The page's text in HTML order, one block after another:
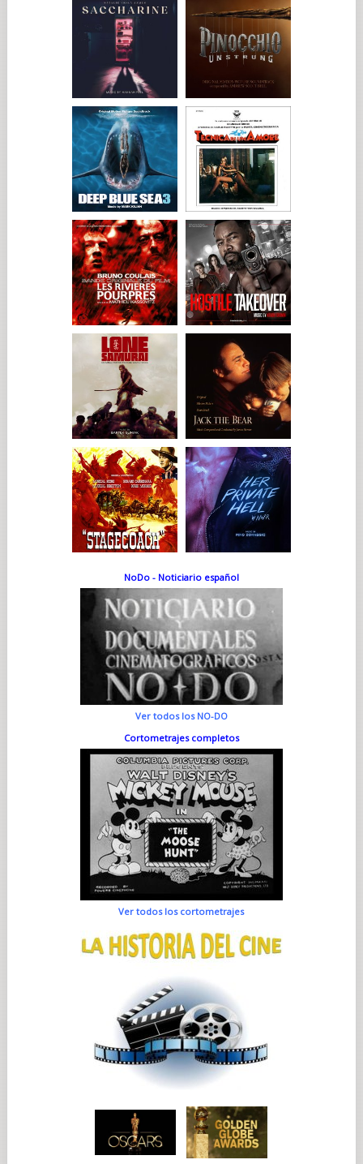
NoDo - Noticiario español
Ver todos los NO-DO
Cortometrajes completos
Ver todos los cortometrajes